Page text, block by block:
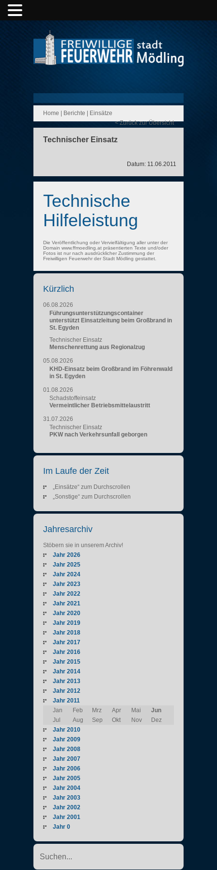
Home Berichte
Einsätze
< Zurück zur Übersicht
Technischer Einsatz
Datum: 11.06.2011
Technische
Hilfeleistung
Die Veröffentlichung oder Vervielfältigung aller unter der
Domain www.ffmoedling.at präsentierten Texte und/oder
Fotos ist nur nach ausdrücklicher Zustimmung der
Freiwilligen Feuerwehr der Stadt Mödling gestattet.
Kürzlich
06.08.2026
Führungsunterstützungscontainer
unterstützt Einsatzleitung beim Großbrand in
St. Egyden
Technischer Einsatz
Menschenrettung aus Regionalzug
05.08.2026
KHD-Einsatz beim Großbrand im Föhrenwald
in St. Egyden
01.08.2026
Schadstoffeinsatz
Vermeintlicher Betriebsmittelaustritt
31.07.2026
Technischer Einsatz
PKW nach Verkehrsunfall geborgen
Im Laufe der Zeit
„Einsätze“ zum Durchscrollen
„Sonstige“ zum Durchscrollen
Jahresarchiv
Stöbern sie in unserem Archiv!
Jahr 2026
Jahr 2025
Jahr 2024
Jahr 2023
Jahr 2022
Jahr 2021
Jahr 2020
Jahr 2019
Jahr 2018
Jahr 2017
Jahr 2016
Jahr 2015
Jahr 2014
Jahr 2013
Jahr 2012
Jahr 2011
Jan
Feb Mrz Apr Mai
Jun
Jul
Aug Sep Okt Nov
Dez
Jahr 2010
Jahr 2009
Jahr 2008
Jahr 2007
Jahr 2006
Jahr 2005
Jahr 2004
Jahr 2003
Jahr 2002
Jahr 2001
Jahr 0